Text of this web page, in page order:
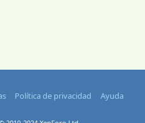
Política de privacidad
Ayuda